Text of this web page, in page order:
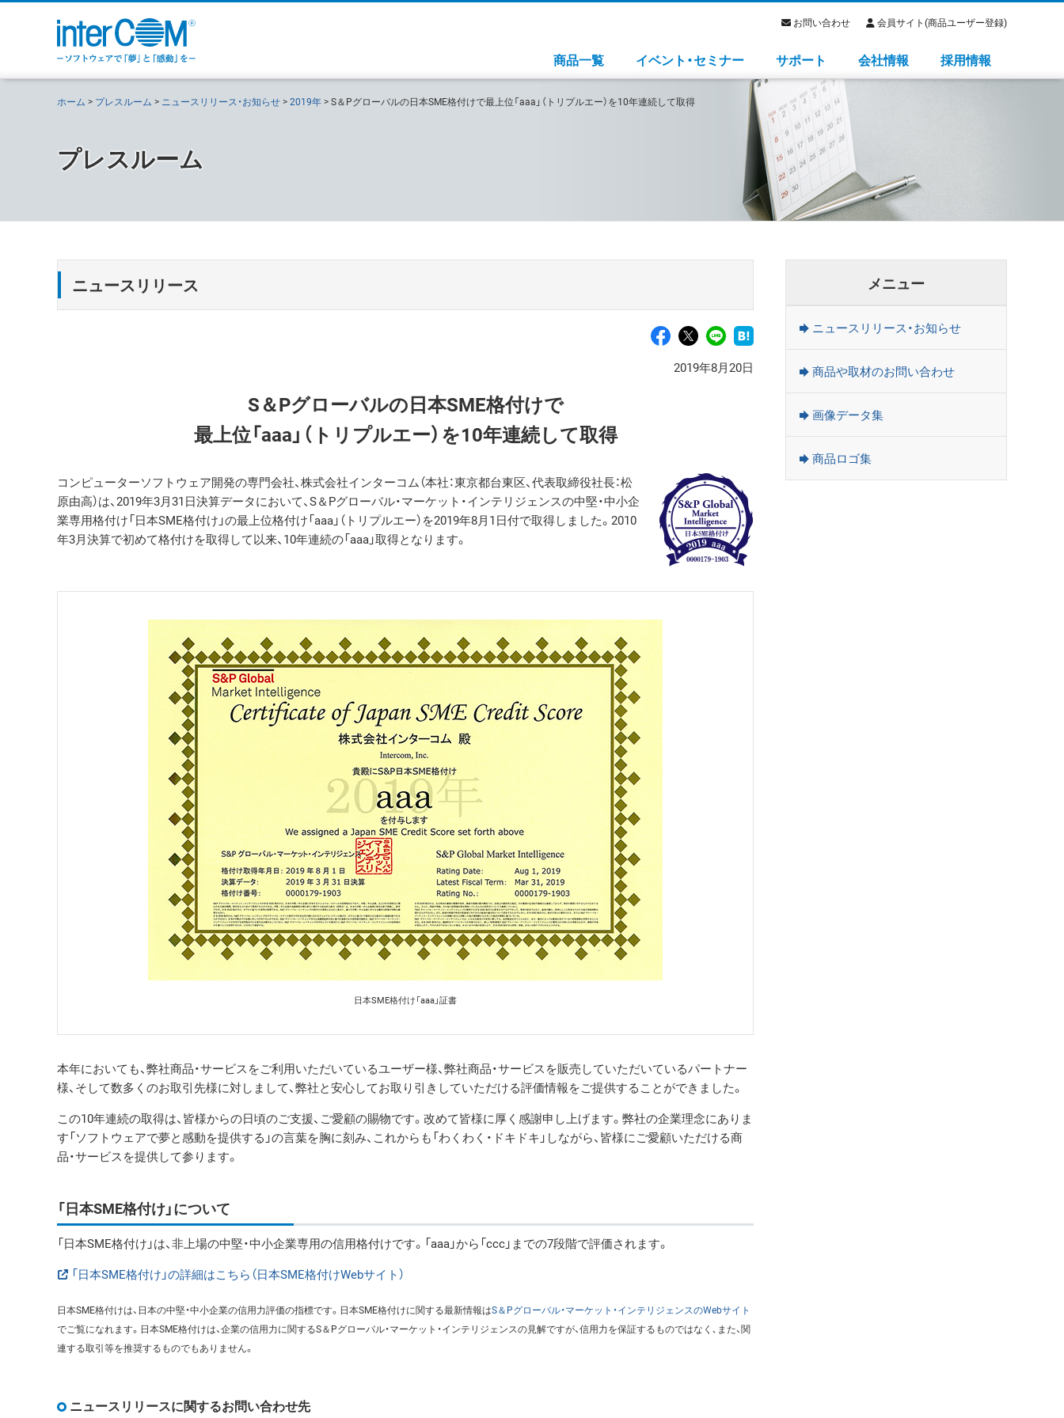
商品一覧 イベント・セミナー サポート 会社情報 採用情報
お問い合わせ 会員サイト(商品ユーザー登録)
ホーム プレスルーム ニュースリリース・お知らせ 2019年 S＆Pグローバルの日本SME格付けで最上位「aaa」（トリプルエー）を10年連続して取得
プレスルーム
ニュースリリース
2019年8月20日
S＆Pグローバルの日本SME格付けで
最上位「aaa」（トリプルエー）を10年連続して取得
コンピューターソフトウェア開発の専門会社、株式会社インターコム（本社：東京都台東区、代表取締役社長：松
原由高）は、2019年3月31日決算データにおいて、S＆Pグローバル・マーケット・インテリジェンスの中堅・中小企
業専用格付け「日本SME格付け」の最上位格付け「aaa」（トリプルエー）を2019年8月1日付で取得しました。2010
年3月決算で初めて格付けを取得して以来、10年連続の「aaa」取得となります。
日本SME格付け「aaa」証書
本年においても、弊社商品・サービスをご利用いただいているユーザー様、弊社商品・サービスを販売していただいているパートナー
様、そして数多くのお取引先様に対しまして、弊社と安心してお取り引きしていただける評価情報をご提供することができました。
この10年連続の取得は、皆様からの日頃のご支援、ご愛顧の賜物です。改めて皆様に厚く感謝申し上げます。弊社の企業理念にありま
す「ソフトウェアで夢と感動を提供する」の言葉を胸に刻み、これからも「わくわく・ドキドキ」しながら、皆様にご愛顧いただける商
品・サービスを提供して参ります。
「日本SME格付け」について
「日本SME格付け」は、非上場の中堅・中小企業専用の信用格付けです。「aaa」から「ccc」までの7段階で評価されます。
「日本SME格付け」の詳細はこちら（日本SME格付けWebサイト）
日本SME格付けは、日本の中堅・中小企業の信用力評価の指標です。日本SME格付けに関する最新情報はS＆Pグローバル・マーケット・インテリジェンスのWebサイト
でご覧になれます。日本SME格付けは、企業の信用力に関するS＆Pグローバル・マーケット・インテリジェンスの見解ですが、信用力を保証するものではなく､また、関
連する取引等を推奨するものでもありません。
ニュースリリースに関するお問い合わせ先
メニュー
ニュースリリース・お知らせ
商品や取材のお問い合わせ
画像データ集
商品ロゴ集